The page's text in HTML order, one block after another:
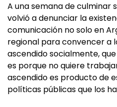
A una semana de culminar
volvió a denunciar la
comunicación no solo en
regional para convencer a
ascendido socialmente,
es porque no quiere
ascendido es producto de
políticas públicas que los